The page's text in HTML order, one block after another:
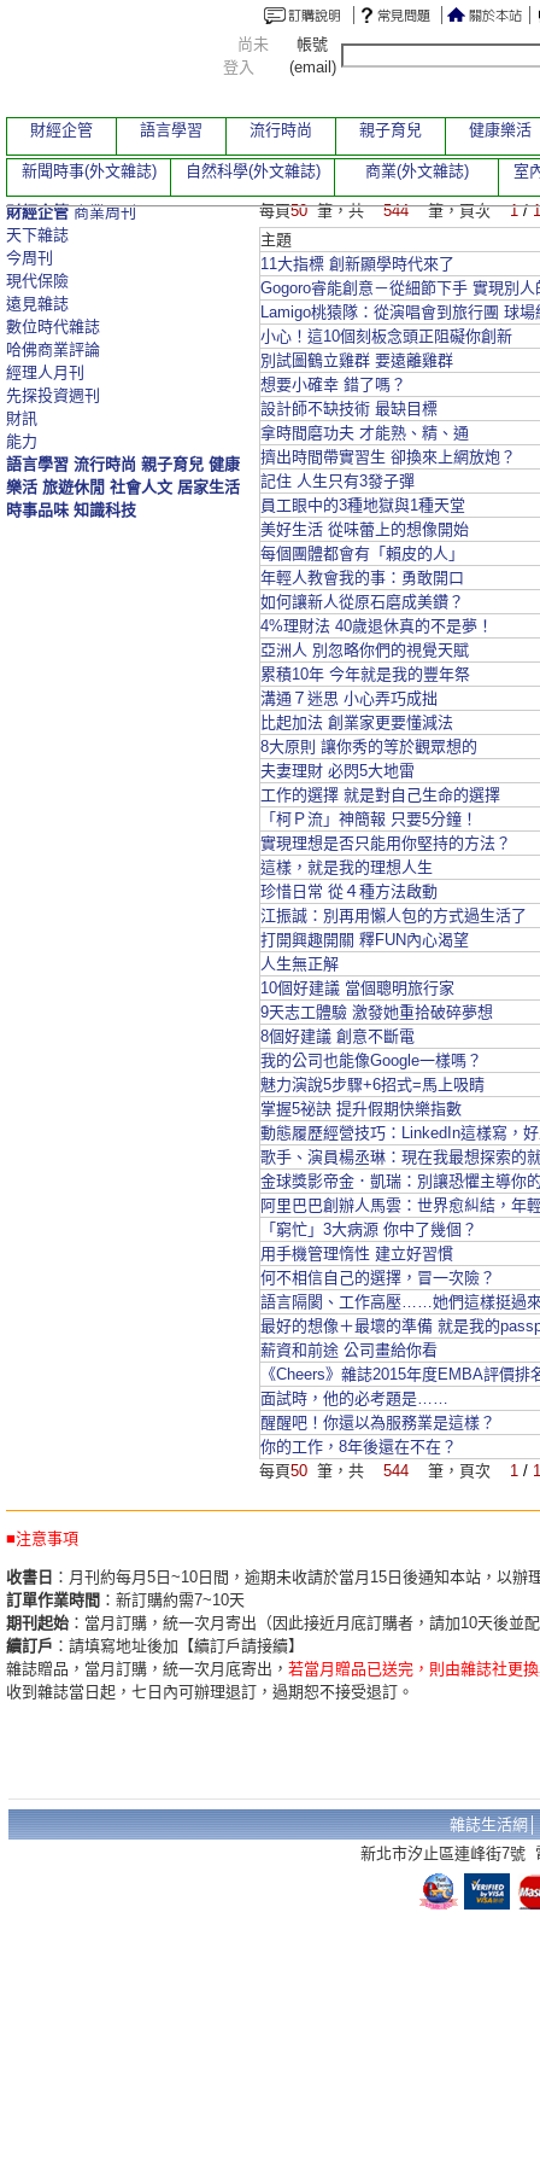
每頁50 筆，共 544 筆，頁次1/
主題
11大指標 創新顯學時代來了
Gogoro睿能創意－從細節下手 實現別
Lamigo桃猿隊：從演唱會到旅行團 球場
小心！這10個刻板念頭正阻礙你創新
別試圖鶴立雞群 要遠離雞群
想要小確幸 錯了嗎？
設計師不缺技術 最缺目標
拿時間磨功夫 才能熟、精、通
擠出時間帶實習生 卻換來上網放炮？
記住 人生只有3發子彈
員工眼中的3種地獄與1種天堂
美好生活 從味蕾上的想像開始
每個團體都會有「賴皮的人」
年輕人教會我的事：勇敢開口
如何讓新人從原石磨成美鑽？
4%理財法 40歲退休真的不是夢！
亞洲人 別忽略你們的視覺天賦
累積10年 今年就是我的豐年祭
溝通７迷思 小心弄巧成拙
比起加法 創業家更要懂減法
8大原則 讓你秀的等於觀眾想的
夫妻理財 必閃5大地雷
工作的選擇 就是對自己生命的選擇
「柯Ｐ流」神簡報 只要5分鐘！
實現理想是否只能用你堅持的方法？
這樣，就是我的理想人生
珍惜日常 從４種方法啟動
江振誠：別再用懶人包的方式過生活了
打開興趣開關 釋FUN內心渴望
人生無正解
10個好建議 當個聰明旅行家
9天志工體驗 激發她重拾破碎夢想
8個好建議 創意不斷電
我的公司也能像Google一樣嗎？
魅力演說5步驟+6招式=馬上吸睛
掌握5祕訣 提升假期快樂指數
動態履歷經營技巧：LinkedIn這樣寫，
歌手、演員楊丞琳：現在我最想探索的
金球獎影帝金．凱瑞：別讓恐懼主導你
阿里巴巴創辦人馬雲：世界愈糾結，年
「窮忙」3大病源 你中了幾個？
用手機管理惰性 建立好習慣
何不相信自己的選擇，冒一次險？
語言隔閡、工作高壓……她們這樣挺過
最好的想像＋最壞的準備 就是我的
薪資和前途 公司畫給你看
《Cheers》雜誌2015年度EMBA評價
面試時，他的必考題是……
醒醒吧！你還以為服務業是這樣？
你的工作，8年後還在不在？
每頁50 筆，共 544 筆，頁次 1 /
財經企管 商業周刊
天下雜誌
今周刊
現代保險
遠見雜誌
數位時代雜誌
哈佛商業評論
經理人月刊
先探投資週刊
財訊
能力
語言學習 流行時尚 親子育兒 健康
樂活 旅遊休閒 社會人文 居家生活
時事品味 知識科技
尚未
登入
帳號
(email)
財經企管 語言學習 流行時尚 親子育兒 健康樂活
新聞時事(外文雜誌) 自然科學(外文雜誌) 商業(外文雜誌) 室
■注意事項
收書日 ：月刊約每月5日~10日間，逾期未收請於當月15日後通知本站，以辦
訂單作業時間 ：新訂購約需7~10天
期刊起始 ：當月訂購，統一次月寄出（因此接近月底訂購者，請加10天後並
續訂戶 ：請填寫地址後加【續訂戶請接續】
雜誌贈品，當月訂購，統一次月底寄出， 若當月贈品已送完，則由雜誌社更
收到雜誌當日起，七日內可辦理退訂，過期恕不接受退訂。
雜誌生活網
新北市汐止區連峰街7號